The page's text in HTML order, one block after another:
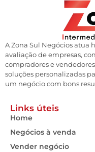
A Zona Sul Negócios atua
avaliação de empresas,
compradores e
soluções personalizadas
um negócio com bons
Links úteis
Home
Negócios à venda
Vender negócio